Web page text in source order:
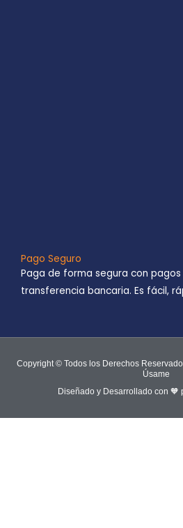
Pago Seguro
Paga de forma segura con
transferencia bancaria. Es fácil,
Copyright © Todos los Derechos
Úsame
Diseñado y Desarrollado con 🧡